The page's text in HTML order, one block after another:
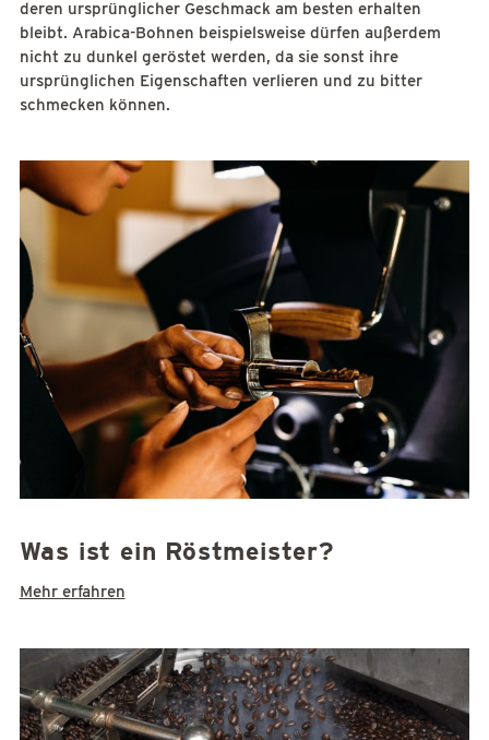
deren ursprünglicher Geschmack am besten erhalten
bleibt. Arabica-Bohnen beispielsweise dürfen außerdem
nicht zu dunkel geröstet werden, da sie sonst ihre
ursprünglichen Eigenschaften verlieren und zu bitter
schmecken können.
Was ist ein Röstmeister?
Mehr erfahren